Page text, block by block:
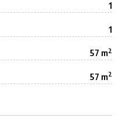
1
1
57 m2
57 m2